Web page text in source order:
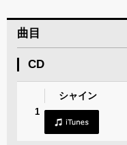
曲目
CD
1
シャイン